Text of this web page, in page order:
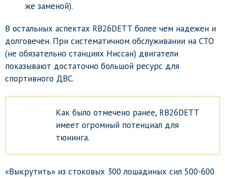
же заменой).
В остальных аспектах RB26DETT более чем надежен и
долговечен. При систематичном обслуживании на СТО
(не обязательно станциях Ниссан) двигатели
показывают достаточно большой ресурс для
спортивного ДВС.
Как было отмечено ранее, RB26DETT
имеет огромный потенциал для
тюнинга.
«Выкрутить» из стоковых 300 лошадиных сил 500-600